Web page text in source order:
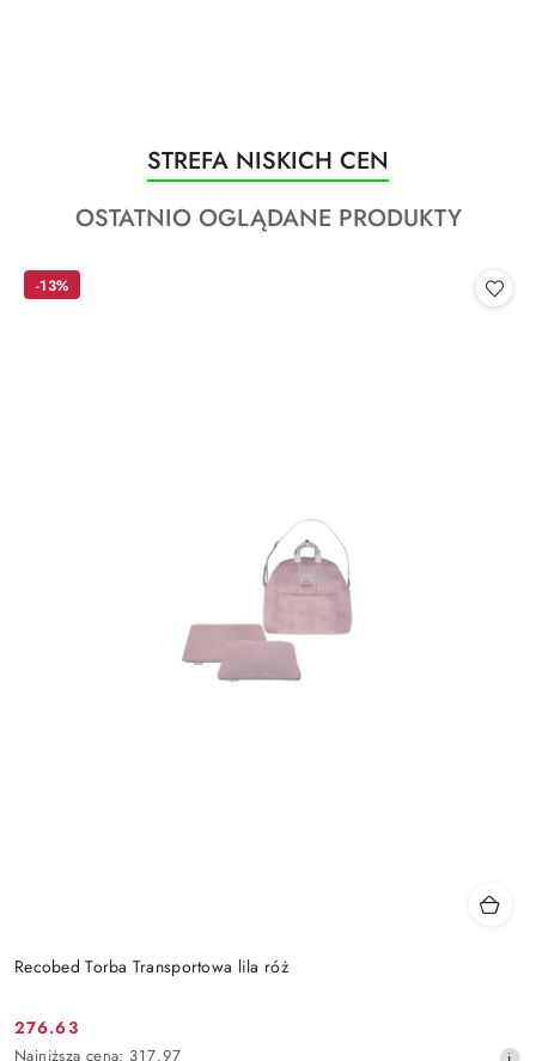
Pomiń karuzelę produktów
Produkty
o
statusie:
STREFA NISKICH CEN
Produkty
statusie:
OSTATNIO OGLĄDANE PRODUKTY
Recobed Torba Transportowa lila róż
Cena
276.63
Najniższa
Najniższa cena: 317.97
-13%